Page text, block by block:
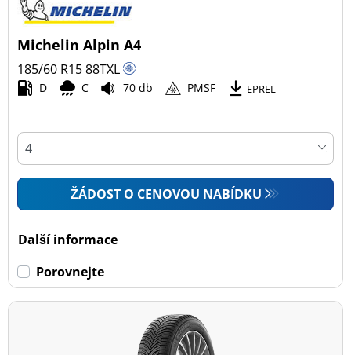
Michelin Alpin A4
185/60 R1588TXL
D C 70 db PMSF EPREL
ŽÁDOST O CENOVOU NABÍDKU
Další informace
Porovnejte